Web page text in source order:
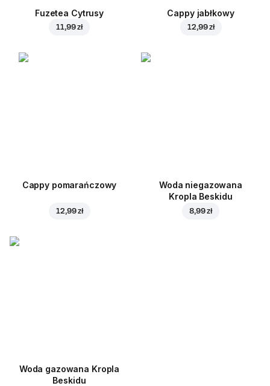
Fuzetea Cytrusy
11,99 zł
Cappy jabłkowy
12,99 zł
Cappy pomarańczowy
12,99 zł
Woda niegazowana
Kropla Beskidu
8,99 zł
Woda gazowana Kropla
Beskidu